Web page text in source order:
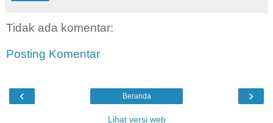
Tidak ada komentar:
Posting Komentar
‹ ›
Beranda
Lihat versi web